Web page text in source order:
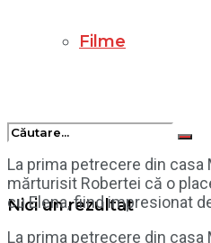
Filme
Nici un rezultat
La prima petrecere din casa
mărturisit Robertei că o
cu Elena, fiind impresionat
La prima petrecere din casa